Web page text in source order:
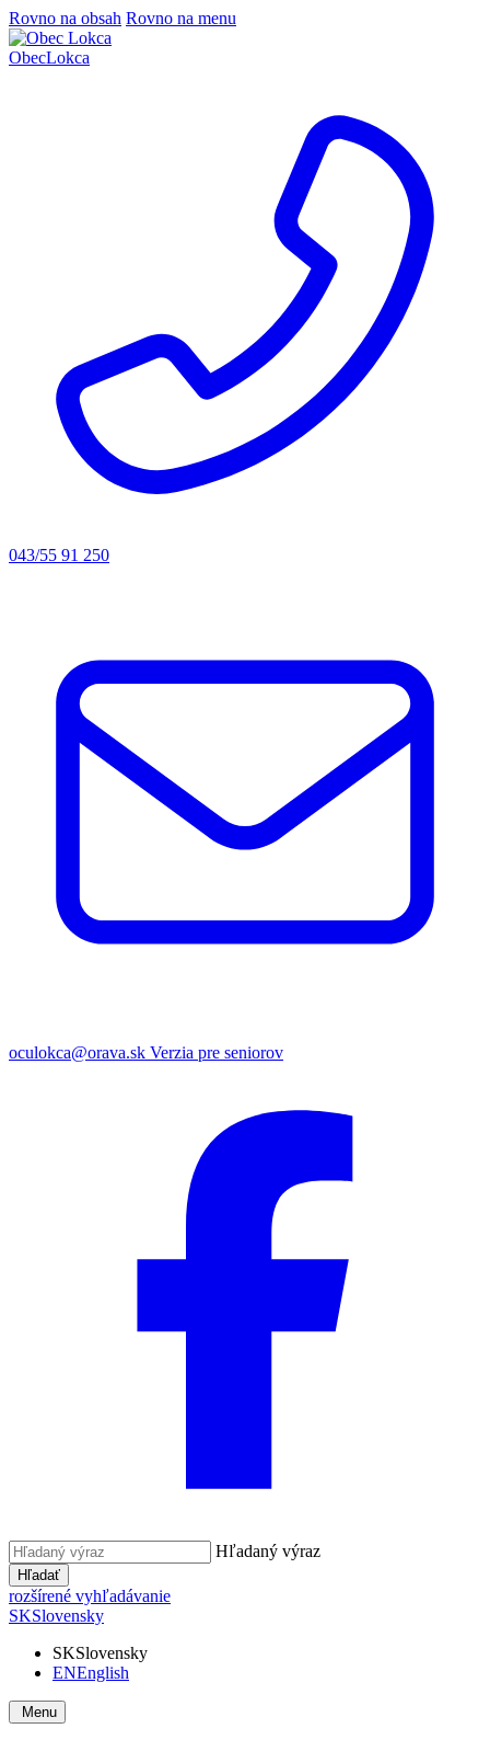
Rovno na obsah Rovno na menu
ObecLokca
043/55 91 250
oculokca@orava.sk Verzia pre seniorov
Hľadaný výraz
Hľadať
rozšírené vyhľadávanie
SKSlovensky
SKSlovensky
ENEnglish
Menu